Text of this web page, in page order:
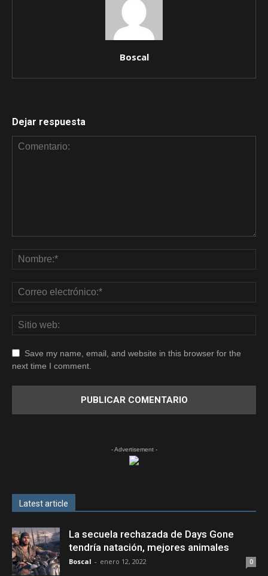
Boscal
Dejar respuesta
Save my name, email, and website in this browser for the
next time I comment.
- Advertisement -
Latest article
La secuela rechazada de Days Gone
tendría natación, mejores animales
Boscal - enero 12, 2022 0